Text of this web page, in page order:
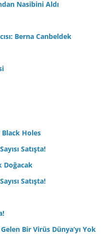
Nasibini Aldı
Berna Canbeldek
Holes
Satışta!
Doğacak
Satışta!
Bir Virüs Dünya’yı Yok